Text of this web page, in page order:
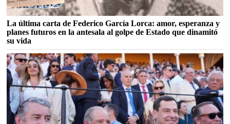
La última carta de Federico García Lorca: amor, esperanza y
planes futuros en la antesala al golpe de Estado que dinamitó
su vida